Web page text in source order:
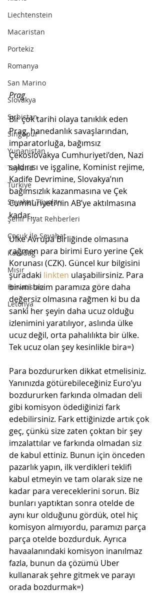
Liechtenstein
Macaristan
Portekiz
Romanya
San Marino
Slovakya
Sırbistan
Singapur
Yunanistan
Tayland
Türkiye
Seyahat Tüyoları
Şehir Fiyat Rehberleri
Çocuk İle Seyahat
Karadağ
Mısır
Hırvatistan
Letonya
Prag
Bir çok tarihi olaya tanıklık eden
Prag, hanedanlık savaşlarından,
imparatorluğa, bağımsız
Çekoslovakya Cumhuriyeti’den, Nazi
saldırısı ve işgaline, Kominist rejime,
Kadife Devrimine, Slovakya’nın
bağımsızlık kazanmasına ve Çek
Cumhuriyeti’nin AB’ye aktılmasına
kadar…
Ülke Avrupa Birliğinde olmasına
rağmen para birimi Euro yerine Çek
Korunası (CZK). Güncel kur bilgisini
şuradaki linkten ulaşabilirsiniz. Para
birimi bizim paramıza göre daha
değersiz olmasına rağmen ki bu da
sanki her şeyin daha ucuz olduğu
izlenimini yaratılıyor, aslında ülke
ucuz değil, orta pahalılıkta bir ülke.
Tek ucuz olan şey kesinlikle bira=)
Para bozdururken dikkat etmelisiniz.
Yanınızda götürebileceğiniz Euro’yu
bozdururken farkında olmadan deli
gibi komisyon ödediğinizi fark
edebilirsiniz. Fark ettiğinizde artık çok
geç, çünkü size zaten çoktan bir şey
imzalattılar ve farkında olmadan siz
de kabul ettiniz. Bunun için önceden
pazarlık yapın, ilk verdikleri teklifi
kabul etmeyin ve tam olarak size ne
kadar para vereceklerini sorun. Biz
bunları yaptıktan sonra otelde de
aynı kur olduğunu gördük, otel hiç
komisyon almıyordu, paramızı parça
parça otelde bozdurduk. Ayrıca
havaalanındaki komisyon inanılmaz
fazla, bunun da çözümü Uber
kullanarak şehre gitmek ve parayı
orada bozdurmak=)